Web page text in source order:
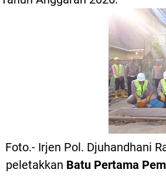
Foto.- Irjen Pol. Djuhandhani
peletakkan Batu Pertama